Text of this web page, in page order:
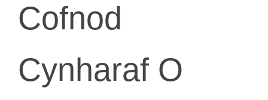
Cofnod
Cynharaf O